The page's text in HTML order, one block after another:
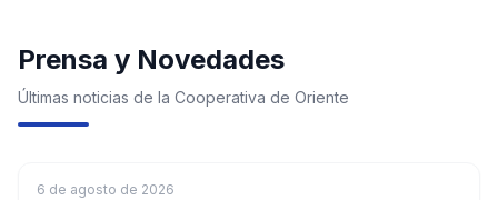
Prensa y Novedades
Últimas noticias de la Cooperativa de Oriente
6 de agosto de 2026